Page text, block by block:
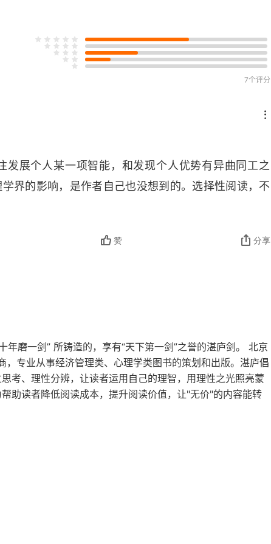
7个评分
发展个人某一项智能，和发现个人优势有异曲同工之
界的影响，是作者自己也没想到的。选择性阅读，不
赞 分享
年磨一剑” 所铸造的，享有“天下第一剑”之誉的湛庐剑。 北京
专业从事经济管理类、心理学类图书的策划和出版。湛庐倡
考、理性分辨，让读者运用自己的理智，用理性之光照亮蒙
助读者降低阅读成本，提升阅读价值，让"无价"的内容能转